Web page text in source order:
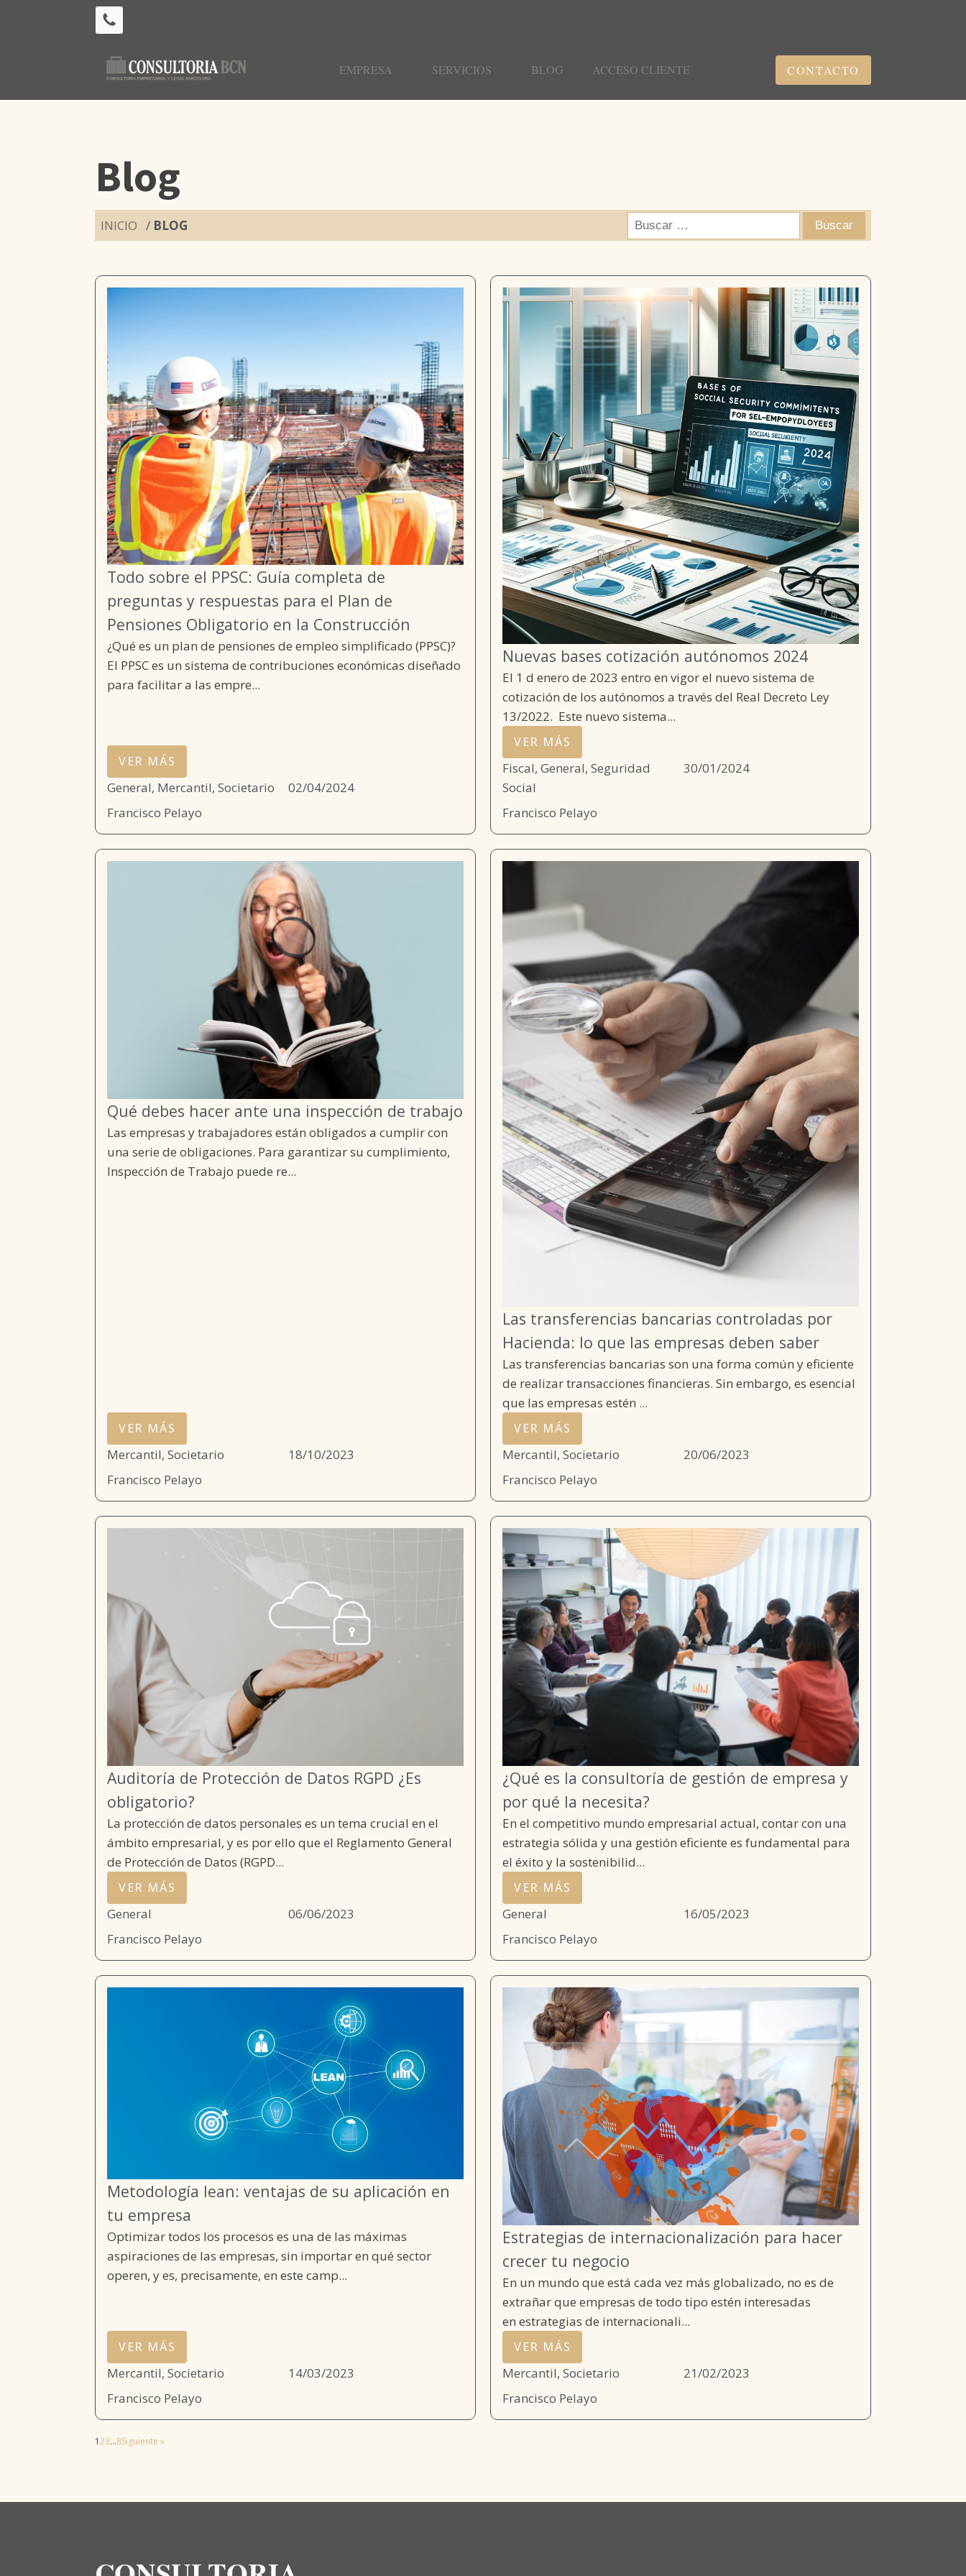
EMPRESA SERVICIOS BLOG ACCESO CLIENTE CONTACTO
Blog
INICIO / BLOG Buscar:
Todo sobre el PPSC: Guía completa de
preguntas y respuestas para el Plan de
Pensiones Obligatorio en la Construcción
¿Qué es un plan de pensiones de empleo simplificado (PPSC)?
El PPSC es un sistema de contribuciones económicas diseñado
para facilitar a las empre...
VER MÁS
General, Mercantil, Societario
02/04/2024
Francisco Pelayo
Nuevas bases cotización autónomos 2024
El 1 d enero de 2023 entro en vigor el nuevo sistema de
cotización de los autónomos a través del Real Decreto Ley
13/2022. Este nuevo sistema...
VER MÁS
Fiscal, General, Seguridad
Social
30/01/2024
Francisco Pelayo
Qué debes hacer ante una inspección de trabajo
Las empresas y trabajadores están obligados a cumplir con
una serie de obligaciones. Para garantizar su cumplimiento,
Inspección de Trabajo puede re...
VER MÁS
Mercantil, Societario
18/10/2023
Francisco Pelayo
Las transferencias bancarias controladas por
Hacienda: lo que las empresas deben saber
Las transferencias bancarias son una forma común y eficiente
de realizar transacciones financieras. Sin embargo, es esencial
que las empresas estén ...
VER MÁS
Mercantil, Societario
20/06/2023
Francisco Pelayo
Auditoría de Protección de Datos RGPD ¿Es
obligatorio?
La protección de datos personales es un tema crucial en el
ámbito empresarial, y es por ello que el Reglamento General
de Protección de Datos (RGPD...
VER MÁS
General
06/06/2023
Francisco Pelayo
¿Qué es la consultoría de gestión de empresa y
por qué la necesita?
En el competitivo mundo empresarial actual, contar con una
estrategia sólida y una gestión eficiente es fundamental para
el éxito y la sostenibilid...
VER MÁS
General
16/05/2023
Francisco Pelayo
Metodología lean: ventajas de su aplicación en
tu empresa
Optimizar todos los procesos es una de las máximas
aspiraciones de las empresas, sin importar en qué sector
operen, y es, precisamente, en este camp...
VER MÁS
Mercantil, Societario
14/03/2023
Francisco Pelayo
Estrategias de internacionalización para hacer
crecer tu negocio
En un mundo que está cada vez más globalizado, no es de
extrañar que empresas de todo tipo estén interesadas
en estrategias de internacionali...
VER MÁS
Mercantil, Societario
21/02/2023
Francisco Pelayo
123…8Siguiente »